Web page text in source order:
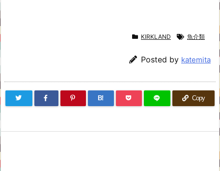
KIRKLAND 魚介類
Posted by katemita
B! Copy